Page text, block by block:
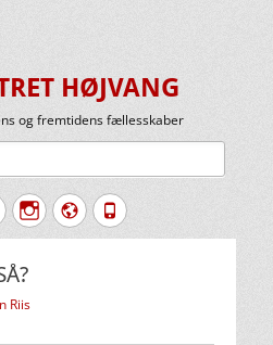
HØJVANG
og fremtidens fællesskaber
YouTubeInstagram
Website
Tlf.
Riis